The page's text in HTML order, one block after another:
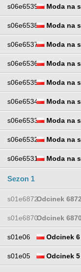
s06e6539 Moda na
s06e6538 Moda na
s06e6537 Moda na
s06e6536 Moda na
s06e6535 Moda na
s06e6534 Moda na
s06e6533 Moda na
s06e6532 Moda na
s06e6531 Moda na
Sezon 1
s01e6872Odcinek 6872
s01e6870Odcinek 6870
s01e06 Odcinek 6
s01e05 Odcinek 5